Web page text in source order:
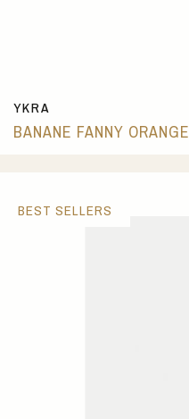
YKRA
BANANE FANNY ORANGE
BEST SELLERS